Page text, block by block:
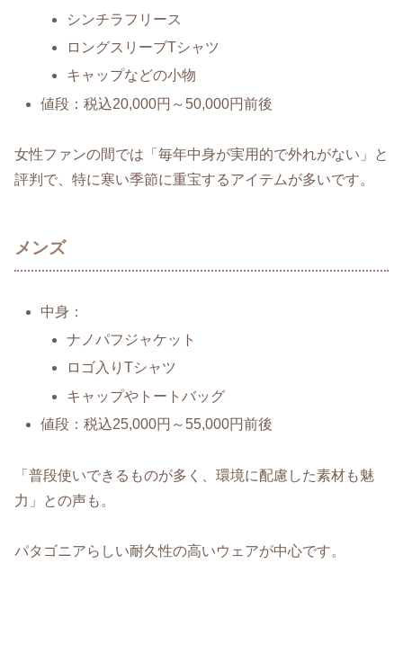
シンチラフリース
ロングスリーブTシャツ
キャップなどの小物
値段：税込20,000円～50,000円前後
女性ファンの間では「毎年中身が実用的で外れがない」と
評判で、特に寒い季節に重宝するアイテムが多いです。
メンズ
中身：
ナノパフジャケット
ロゴ入りTシャツ
キャップやトートバッグ
値段：税込25,000円～55,000円前後
「普段使いできるものが多く、環境に配慮した素材も魅
力」との声も。
パタゴニアらしい耐久性の高いウェアが中心です。